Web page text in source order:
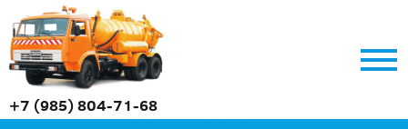
+7 (985) 804-71-68